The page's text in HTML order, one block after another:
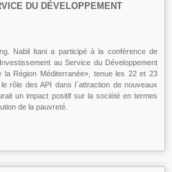
DU DÉVELOPPEMENT
Nabil Itani a participé à la conférence de
au Service du Développement
la Région Méditerranée», tenue les 22 et 23
rôle des API dans l`attraction de nouveaux
un impact positif sur la société en termes
de la pauvreté.